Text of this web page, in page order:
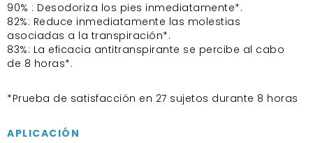
90% : Desodoriza los pies inmediatamente*.
82%: Reduce inmediatamente las molestias
asociadas a la transpiración*.
83%: La eficacia antitranspirante se percibe al cabo
de 8 horas*.
*Prueba de satisfacción en 27 sujetos durante 8 horas
APLICACIÓN